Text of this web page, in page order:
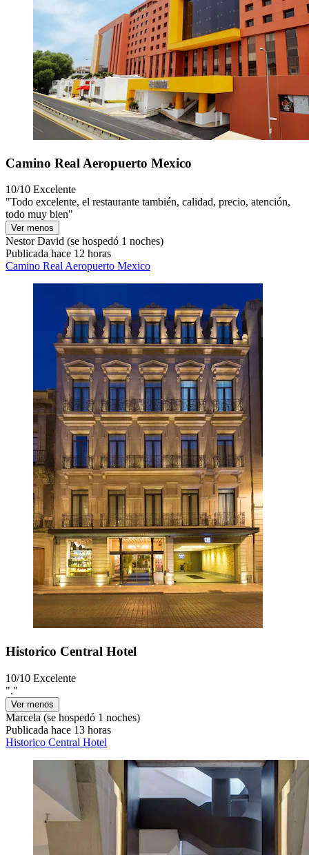
Camino Real Aeropuerto Mexico
10/10 Excelente
"Todo excelente, el restaurante también, calidad, precio, atención,
todo muy bien"
Ver menos
Nestor David (se hospedó 1 noches)
Publicada hace 12 horas
Camino Real Aeropuerto Mexico
Historico Central Hotel
10/10 Excelente
"."
Ver menos
Marcela (se hospedó 1 noches)
Publicada hace 13 horas
Historico Central Hotel